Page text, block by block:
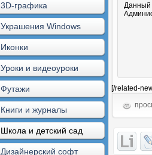
3D-графика
Украшения Windows
Иконки
Уроки и видеоуроки
Футажи
Книги и журналы
Школа и детский сад
Дизайнерский софт
Данный
[/related-